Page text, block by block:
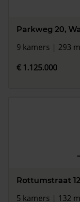
Parkweg 20,
9 kamers | 293
€ 1.125.000
Rottumstraat
5 kamers | 132